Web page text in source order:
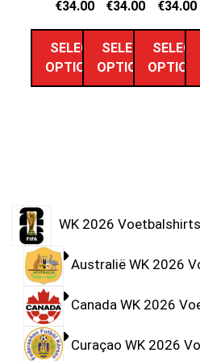
€34.00
SELECT
OPTIONS
€34.00
SELECT
OPTIONS
€34.00
SELECT
WK 2026 Voetbalshirts
Australië WK 2026
Canada WK 2026
Curaçao WK 2026